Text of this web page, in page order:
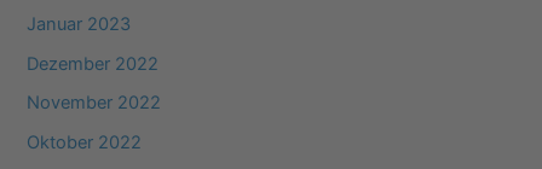
Januar 2023
Dezember 2022
November 2022
Oktober 2022